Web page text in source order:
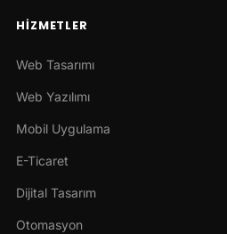
HIZMETLER
Web Tasarımı
Web Yazılımı
Mobil Uygulama
E-Ticaret
Dijital Tasarım
Otomasyon